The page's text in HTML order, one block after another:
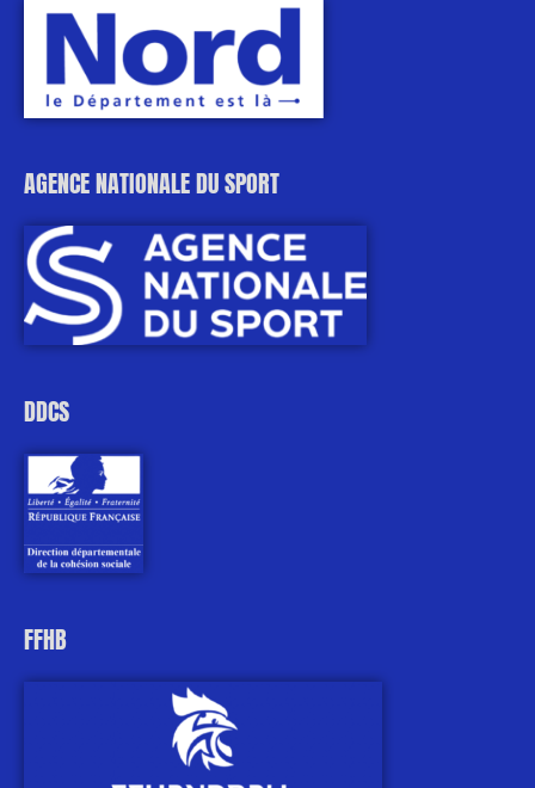
AGENCE NATIONALE DU SPORT
DDCS
FFHB